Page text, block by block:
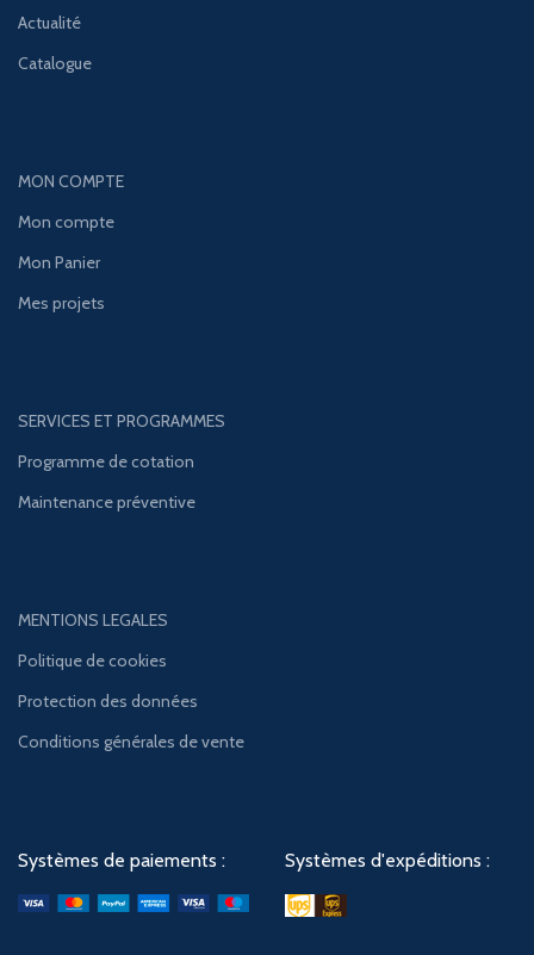
Actualité
Catalogue
MON COMPTE
Mon compte
Mon Panier
Mes projets
SERVICES ET PROGRAMMES
Programme de cotation
Maintenance préventive
MENTIONS LEGALES
Politique de cookies
Protection des données
Conditions générales de vente
Systèmes de paiements : Systèmes d'expéditions :